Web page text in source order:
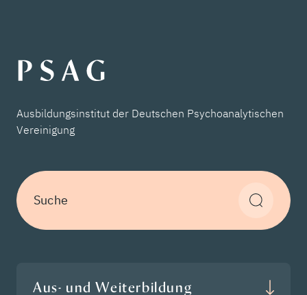
Ausbildungsinstitut der Deutschen Psychoanalytischen
Vereinigung
Suche
Aus- und Weiterbildung